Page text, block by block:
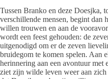
Tussen Branko en deze Doesjka,
verschillende mensen, begint dan
willen trouwen en aan de
wordt een feest gehouden: de
uitgenodigd om er de zeven
bruidegom te komen spelen. Aan
herinnering aan een avontuur
ziet zijn wilde leven weer aan